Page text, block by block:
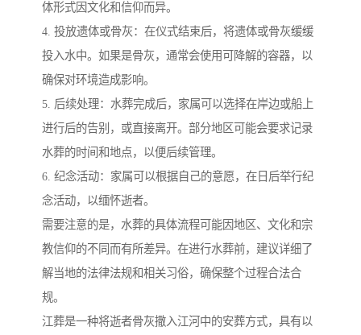
体形式因文化和信仰而异。
4. 投放遗体或骨灰：在仪式结束后，将遗体或骨灰缓缓
投入水中。如果是骨灰，通常会使用可降解的容器，以
确保对环境造成影响。
5. 后续处理：水葬完成后，家属可以选择在岸边或船上
进行后的告别，或直接离开。部分地区可能会要求记录
水葬的时间和地点，以便后续管理。
6. 纪念活动：家属可以根据自己的意愿，在日后举行纪
念活动，以缅怀逝者。
需要注意的是，水葬的具体流程可能因地区、文化和宗
教信仰的不同而有所差异。在进行水葬前，建议详细了
解当地的法律法规和相关习俗，确保整个过程合法合
规。
江葬是一种将逝者骨灰撒入江河中的安葬方式，具有以